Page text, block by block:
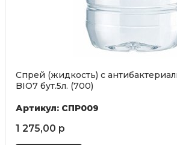
Спрей (жидкость) с
BIO7 бут.5л. (700)
Артикул: СПР009
1 275,00 р